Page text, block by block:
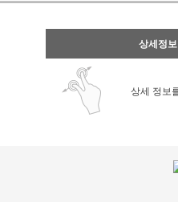
상세정
상세 정보